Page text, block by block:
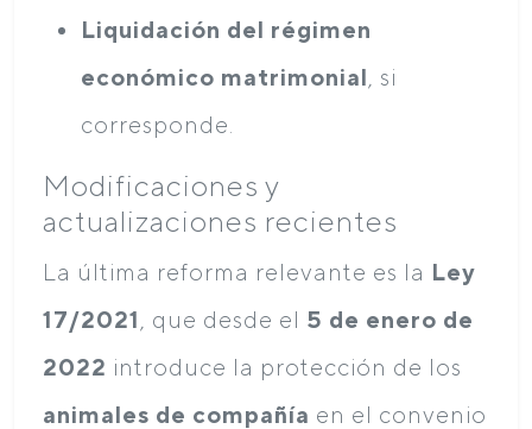
Liquidación del régimen
económico matrimonial , si
corresponde.
Modificaciones y
actualizaciones recientes
La última reforma relevante es la Ley
17/2021
, que desde el 5 de enero de
2022 introduce la protección de los
animales de compañía en el convenio